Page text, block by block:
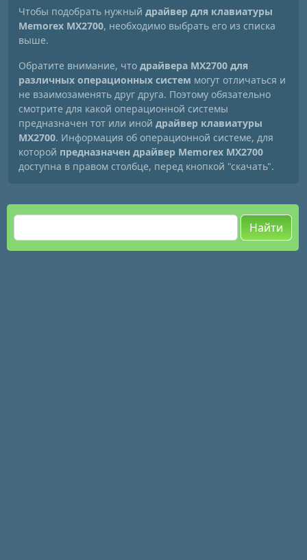
Чтобы подобрать нужный драйвер для клавиатуры
Memorex MX2700, необходимо выбрать его из списка
выше.
Обратите внимание, что драйвера MX2700 для
различных операционных систем могут отличаться и
не взаимозаменять друг друга. Поэтому обязательно
смотрите для какой операционной системы
предназначен тот или иной драйвер клавиатуры
MX2700. Информация об операционной системе, для
которой предназначен драйвер Memorex MX2700
доступна в правом столбце, перед кнопкой "скачать".
Найти